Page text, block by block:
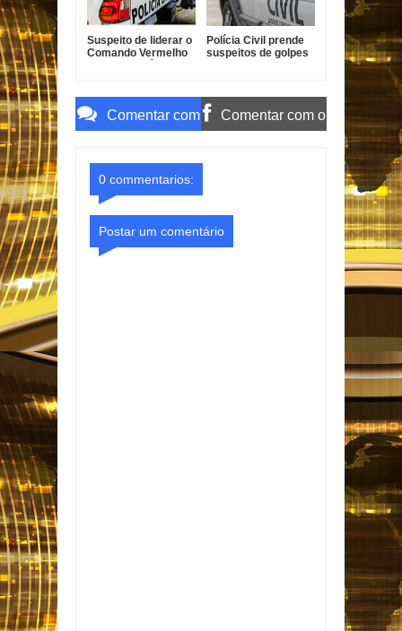
Suspeito de liderar o
Comando Vermelho
Polícia Civil prende
suspeitos de golpes
Comentar com Comentar com o
0 commentarios:
Postar um comentário